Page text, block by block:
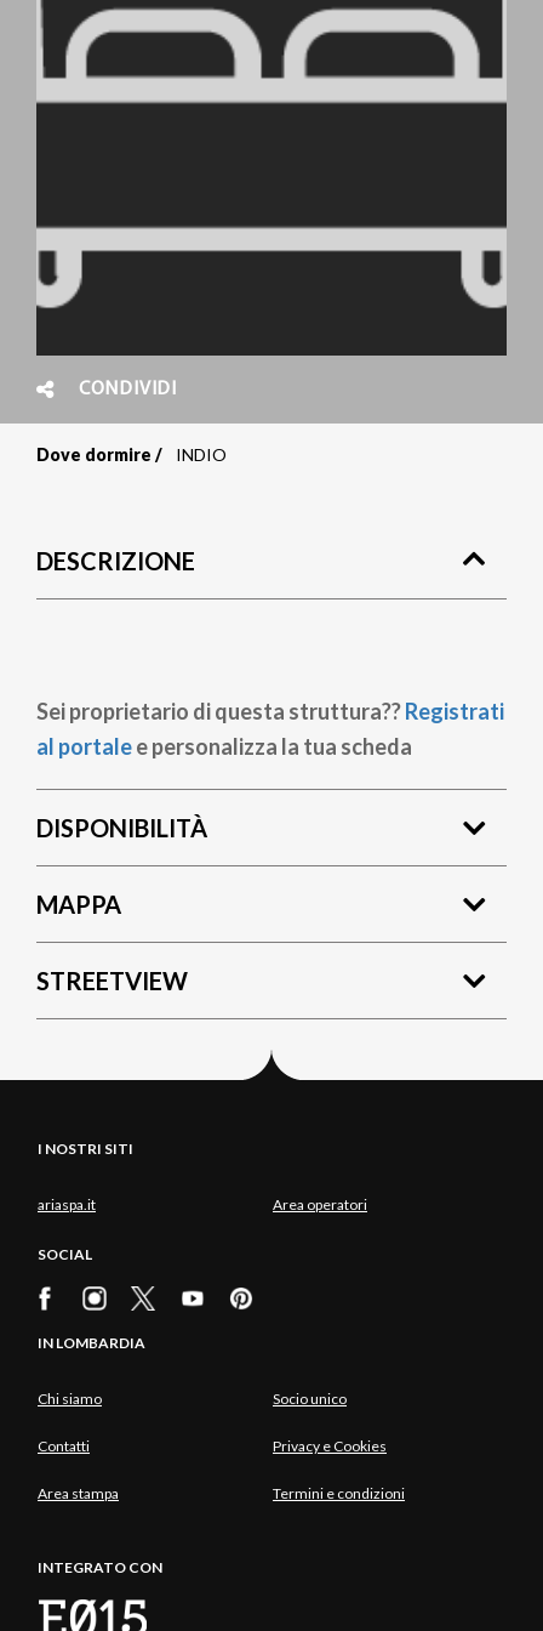
CONDIVIDI
pane
Dove dormire INDIO
DESCRIZIONE
Sei proprietario di questa struttura??Registrati
al portalee personalizza la tua scheda
DISPONIBILITÀ
MAPPA
STREETVIEW
I NOSTRI SITI
ariaspa.it Area operatori
SOCIAL
IN LOMBARDIA
Chi siamo Socio unico
Contatti Privacy e Cookies
Area stampa Termini e condizioni
INTEGRATO CON